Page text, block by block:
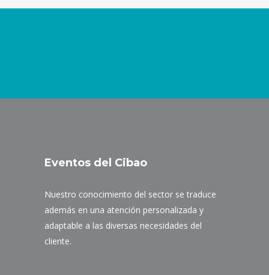
Eventos del Cibao
Nuestro conocimiento del sector se traduce
además en una atención personalizada y
adaptable a las diversas necesidades del
cliente.